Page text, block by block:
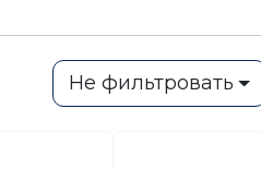
Не фильтровать